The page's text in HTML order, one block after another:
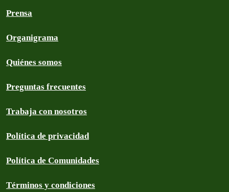
Prensa
Organigrama
Quiénes somos
Preguntas frecuentes
Trabaja con nosotros
Política de privacidad
Política de Comunidades
Términos y condiciones